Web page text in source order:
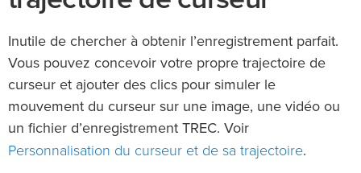
Inutile de chercher à obtenir l’enregistrement parfait.
Vous pouvez concevoir votre propre trajectoire de
curseur et ajouter des clics pour simuler le
mouvement du curseur sur une image, une vidéo ou
un fichier d’enregistrement TREC. Voir
Personnalisation du curseur et de sa trajectoire.